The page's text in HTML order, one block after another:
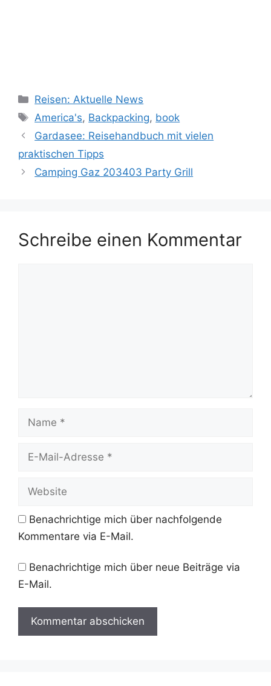
Kategorien
Reisen: Aktuelle News
Schlagwörter
America's, Backpacking, book
Gardasee: Reisehandbuch mit vielen
praktischen Tipps
Camping Gaz 203403 Party Grill
Schreibe einen Kommentar
Name
Website
Benachrichtige mich über nachfolgende
Kommentare via E-Mail.
Benachrichtige mich über neue Beiträge via
E-Mail.